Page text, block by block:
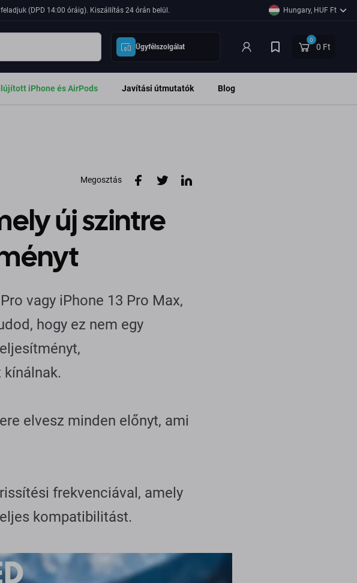
(DPD 14:00 óráig). Kiszállítás 24 órán belül. Hungary, HUF Ft
Ügyfélszolgálat
0
0 Ft
iPhone és AirPods Javítási útmutatók Blog
Megosztás
új szintre
vagy iPhone 13 Pro Max,
hogy ez nem egy
elvesz minden előnyt, ami
frekvenciával, amely
kompatibilitást.